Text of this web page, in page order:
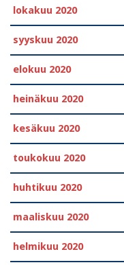
lokakuu 2020
syyskuu 2020
elokuu 2020
heinäkuu 2020
kesäkuu 2020
toukokuu 2020
huhtikuu 2020
maaliskuu 2020
helmikuu 2020